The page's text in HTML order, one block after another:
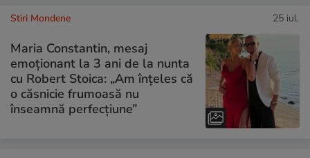
Stiri Mondene 25 iul.
Maria Constantin, mesaj
emoționant la 3 ani de la nunta
cu Robert Stoica: „Am înțeles că
o căsnicie frumoasă nu
înseamnă perfecțiune”